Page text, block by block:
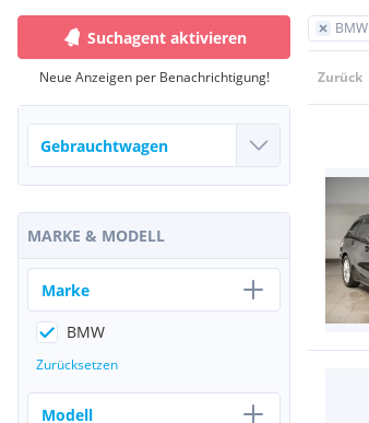
BMW
Zurück
Suchagent aktivieren
Neue Anzeigen per Benachrichtigung!
MARKE & MODELL
Marke
BMW
Zurücksetzen
Modell